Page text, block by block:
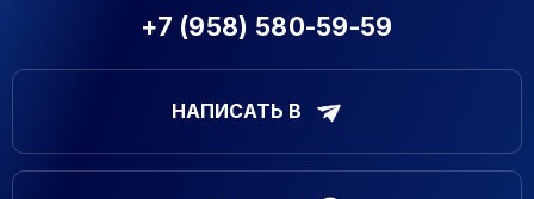
+7 (958) 580-59-59
НАПИСАТЬ В